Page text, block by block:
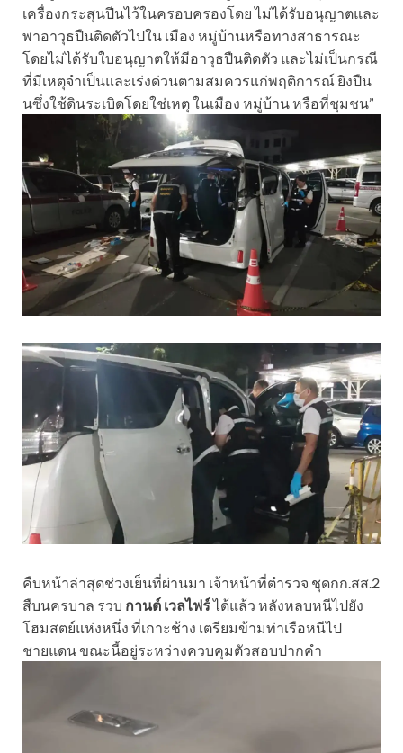
เครื่องกระสุนปีนไว้ในครอบครองโดย ไม่ได้รับอนุญาตและ
พาอาวุธปืนติดตัวไปใน เมือง หมู่บ้านหรือทางสาธารณะ
โดยไม่ได้รับใบอนุญาตให้มีอาวุธปืนติดตัว และไม่เป็นกรณี
ที่มีเหตุจําเป็นและเร่งด่วนตามสมควรแก่พฤติการณ์ ยิงปืน
นซึ่งใช้ดินระเบิดโดยใช่เหตุ ในเมือง หมู่บ้าน หรือที่ชุมชน”
คืบหน้าล่าสุดช่วงเย็นที่ผ่านมา เจ้าหน้าที่ตำรวจ ชุดกก.สส.2
สืบนครบาล รวบ กานต์ เวลไฟร์ได้แล้ว หลังหลบหนีไปยัง
โฮมสตย์แห่งหนึ่ง ที่เกาะช้าง เตรียมข้ามท่าเรือหนีไป
ชายแดน ขณะนี้อยู่ระหว่างควบคุมตัวสอบปากคำ